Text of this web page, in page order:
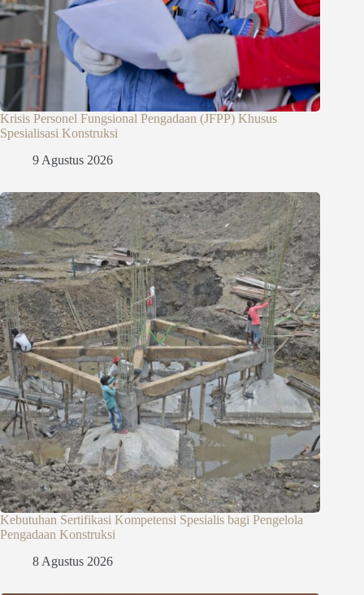
Krisis Personel Fungsional Pengadaan (JFPP) Khusus
Spesialisasi Konstruksi
9 Agustus 2026
Kebutuhan Sertifikasi Kompetensi Spesialis bagi Pengelola
Pengadaan Konstruksi
8 Agustus 2026